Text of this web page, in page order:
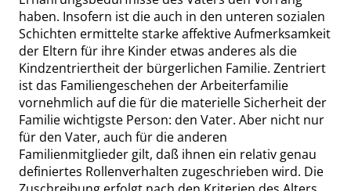
haben. Insofern ist die auch in den unteren sozialen
Schichten ermittelte starke affektive Aufmerksamkeit
der Eltern für ihre Kinder etwas anderes als die
Kindzentriertheit der bürgerlichen Familie. Zentriert
ist das Familiengeschehen der Arbeiterfamilie
vornehmlich auf die für die materielle Sicherheit der
Familie wichtigste Person: den Vater. Aber nicht nur
für den Vater, auch für die anderen
Familienmitglieder gilt, daß ihnen ein relativ genau
definiertes Rollenverhalten zugeschrieben wird. Die